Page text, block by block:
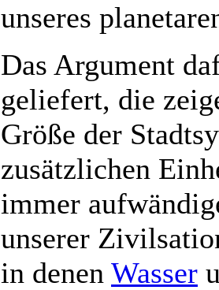
unseres
Das Argument
geliefert, die
Größe der
zusätzlichen
immer
unserer
in denen Wasser